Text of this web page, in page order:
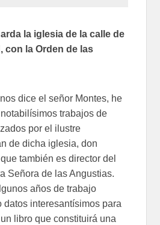
la iglesia de la calle de
con la Orden de las
dice el señor Montes, he
trabajos de
por el ilustre
de dicha iglesia, don
también es director del
Señora de las Angustias.
años de trabajo
datos interesantísimos para
libro que constituirá una